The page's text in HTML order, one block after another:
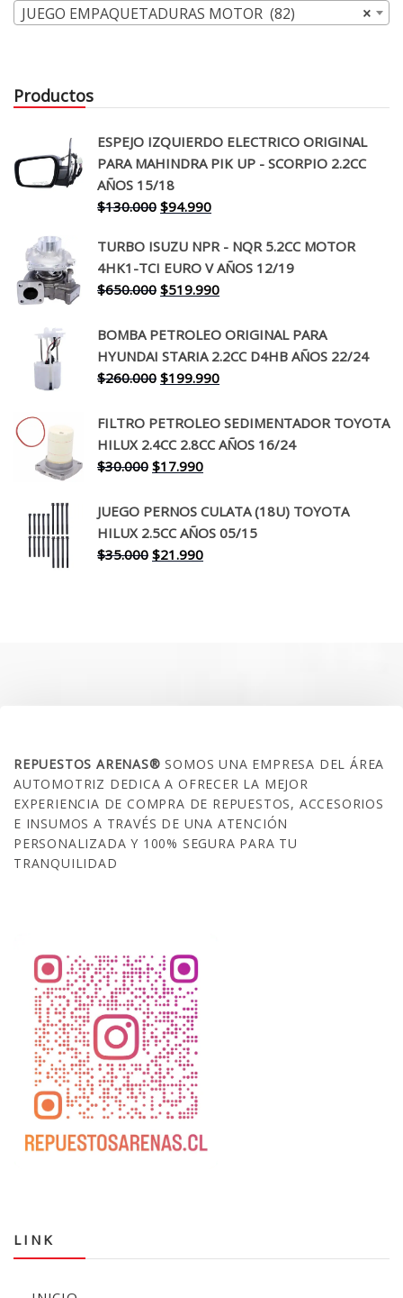
×
JUEGO EMPAQUETADURAS MOTOR (82)
Productos
ESPEJO IZQUIERDO ELECTRICO ORIGINAL
PARA MAHINDRA PIK UP - SCORPIO 2.2CC
AÑOS 15/18
$130.000 El
original
era:
$130.000.
$94.990El
actual
es:
$94.990.
TURBO ISUZU NPR - NQR 5.2CC MOTOR
4HK1-TCI EURO V AÑOS 12/19
$650.000 El
original
era:
$650.000.
$519.990El
actual
es:
$519.990.
BOMBA PETROLEO ORIGINAL PARA
HYUNDAI STARIA 2.2CC D4HB AÑOS 22/24
$260.000 El
original
era:
$260.000.
$199.990El
actual
es:
FILTRO PETROLEO SEDIMENTADOR TOYOTA
HILUX 2.4CC 2.8CC AÑOS 16/24
$30.000 El
original
era:
$30.000.
$17.990El
actual
es:
$17.990.
JUEGO PERNOS CULATA (18U) TOYOTA
HILUX 2.5CC AÑOS 05/15
$35.000 El
$21.990El
REPUESTOS ARENAS®SOMOS UNA EMPRESA DEL ÁREA
AUTOMOTRIZ DEDICA A OFRECER LA MEJOR
EXPERIENCIA DE COMPRA DE REPUESTOS, ACCESORIOS
E INSUMOS A TRAVÉS DE UNA ATENCIÓN
PERSONALIZADA Y 100% SEGURA PARA TU
TRANQUILIDAD
LINK